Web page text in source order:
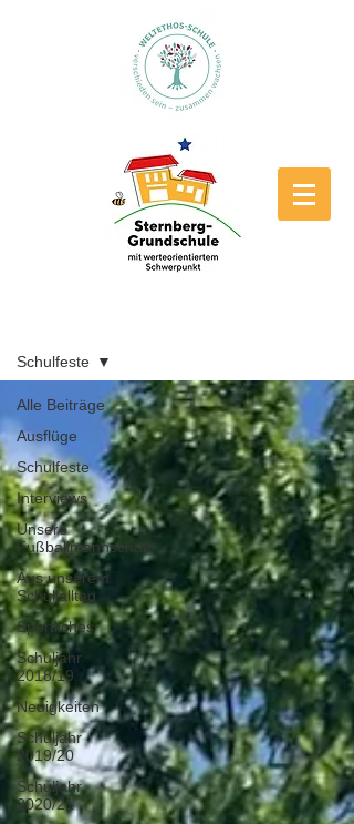
Alle Beiträge
Ausflüge
Schulfeste
Interviews
Unsere
Fußballmannschaft
Aus unserem
Schullalltag
Sportliches
Schuljahr
2018/19
Neuigkeiten
Schuljahr
2019/20
Schuljahr
2020/21
Schulfeste